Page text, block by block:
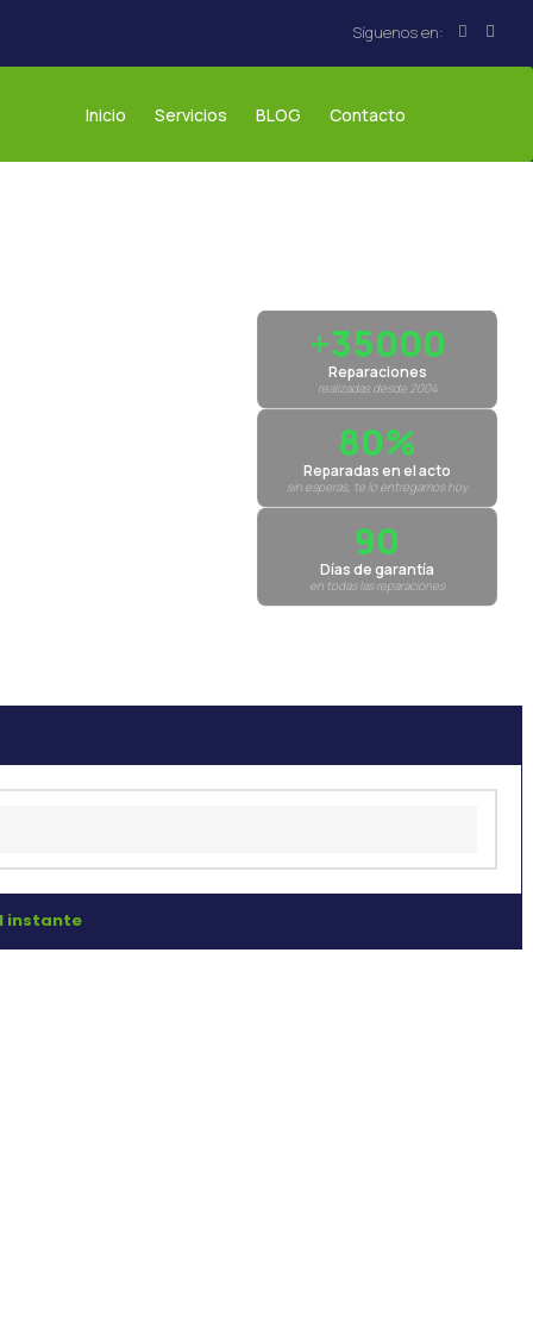
Inicio Servicios BLOG Contacto
+35000
Reparaciones
realizadas desde 2004
80%
Reparadas en el acto
sin esperas, te lo entregamos hoy
90
Días de garantía
en todas las reparaciones
instante